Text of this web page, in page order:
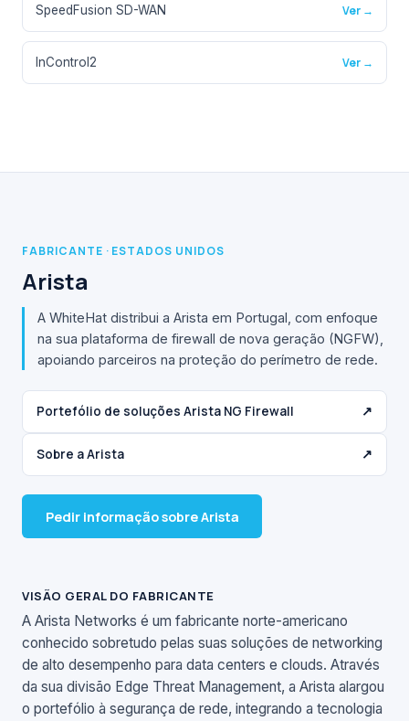
SpeedFusion SD-WAN Ver →
InControl2 Ver →
FABRICANTE · ESTADOS UNIDOS
Arista
A WhiteHat distribui a Arista em Portugal, com enfoque
na sua plataforma de firewall de nova geração (NGFW),
apoiando parceiros na proteção do perímetro de rede.
Portefólio de soluções Arista NG Firewall ↗
Sobre a Arista ↗
Pedir informação sobre Arista
VISÃO GERAL DO FABRICANTE
A Arista Networks é um fabricante norte-americano
conhecido sobretudo pelas suas soluções de networking
de alto desempenho para data centers e clouds. Através
da sua divisão Edge Threat Management, a Arista alargou
o portefólio à segurança de rede, integrando a tecnologia